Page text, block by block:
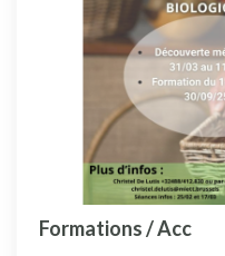
Formations / Acc